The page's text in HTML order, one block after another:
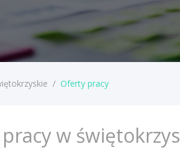
/ Oferty pracy
w